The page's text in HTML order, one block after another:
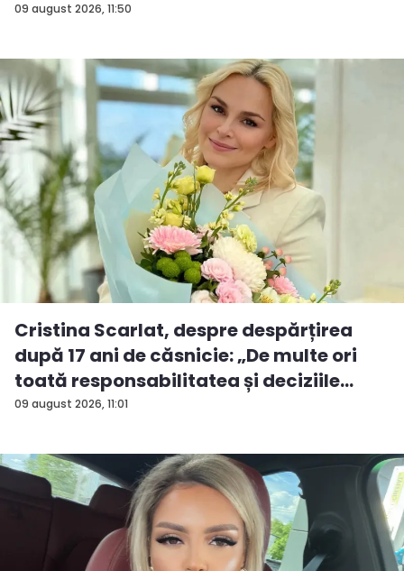
09 august 2026, 11:50
09 august 2026, 11:01
Cristina Scarlat, despre despărțirea
după 17 ani de căsnicie: „De multe ori
toată responsabilitatea și deciziile
erau...